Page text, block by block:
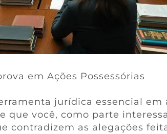
em Ações Possessórias
jurídica essencial em
que você, como parte
contradizem as alegações